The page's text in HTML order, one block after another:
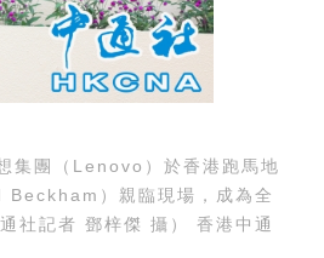
團（Lenovo）於香港跑馬地
Beckham）親臨現場，成為全
社記者 鄧梓傑 攝） 香港中通